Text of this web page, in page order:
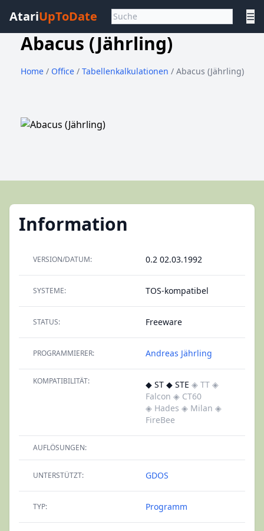
AtariUpToDate ☰
Abacus (Jährling)
Home/ Office / Tabellenkalkulationen / Abacus (Jährling)
Information
VERSION/DATUM: 0.2 02.03.1992
SYSTEME: TOS-kompatibel
STATUS: Freeware
PROGRAMMIERER: Andreas Jährling
KOMPATIBILITÄT: ◆ ST ◆ STE ◈ TT ◈
Falcon ◈ CT60
◈ Hades ◈ Milan ◈
FireBee
AUFLÖSUNGEN:
UNTERSTÜTZT: GDOS
TYP: Programm